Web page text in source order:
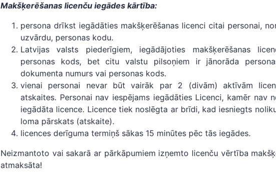
Makšķerēšanas licenču iegādes kārtība:
persona drīkst iegādāties makšķerēšanas licenci citai personai,
uzvārdu, personas kodu.
Latvijas valsts piederīgiem, iegādājoties makšķerēšanas
personas kods, bet citu valstu pilsoņiem ir jānorāda
dokumenta numurs vai personas kods.
vienai personai nevar būt vairāk par 2 (divām) aktīvām
atskaites. Personai nav iespējams iegādāties Licenci, kamēr nav
iegādāta licence. Licence tiek noslēgta ar brīdi, kad iesniegts
loma pārskats (atskaite).
licences derīguma termiņš sākas 15 minūtes pēc tās iegādes.
Neizmantoto vai sakarā ar pārkāpumiem izņemto licenču vērtība
atmaksāta!